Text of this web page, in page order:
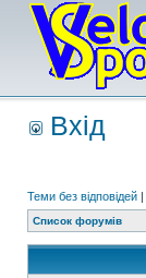
Вхід
Теми без відповідей |
Список форумів